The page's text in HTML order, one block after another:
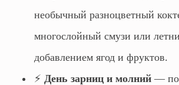
необычный разноцветный
многослойный смузи или
добавлением ягод и фруктов.
⚡ День зарниц и молний —